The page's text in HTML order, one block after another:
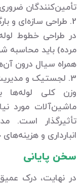
تأمین‌کنندگان
2. طراحی سازه‌ای و بارگذاری
در طراحی خطوط
مرده) باید محاسبه
همراه سیال درون
3. لجستیک و مدیریت موجودی
وزن کلی لوله‌ها
ماشین‌آلات مورد
تأثیرگذار است.
انبارداری و
سخن پایانی
در نهایت، درک